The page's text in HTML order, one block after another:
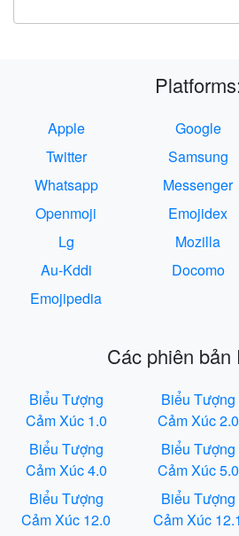
Apple Google
Twitter
Samsung
Whatsapp
Messenger
Openmoji
Emojidex
Lg
Mozilla
Au-Kddi
Docomo
Emojipedia
Các phiên bản
Biểu Tượng
Cảm Xúc 1.0
Biểu Tượng
Cảm Xúc 2.0
Biểu Tượng
Cảm Xúc 4.0
Biểu Tượng
Cảm Xúc 5.0
Biểu Tượng
Cảm Xúc 12.0
Biểu Tượng
Cảm Xúc 12.1